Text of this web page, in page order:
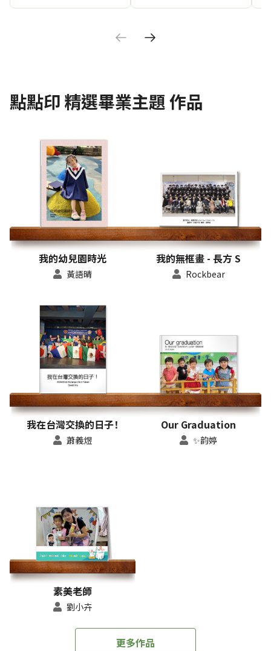
點點印 精選畢業主題作品
我的幼兒園時光
黃語晴
我的無框畫 - 長方 S
Rockbear
我在台灣交換的日子！
蕭義煜
Our Graduation
✨韵婷
素美老師
劉小卉
更多作品